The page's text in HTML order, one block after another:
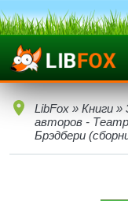
LibFox » Книги »
авторов -
Брэдбери